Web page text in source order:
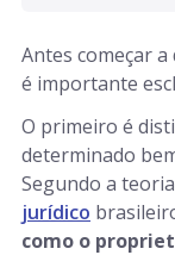
Antes começar
é importante
O primeiro é
determinado
Segundo a
jurídico
como o